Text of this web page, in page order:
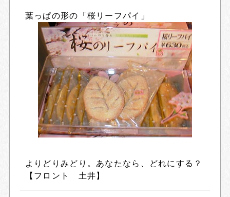
葉っぱの形の「桜リーフパイ」
よりどりみどり。あなたなら、どれにする？
【フロント 土井】